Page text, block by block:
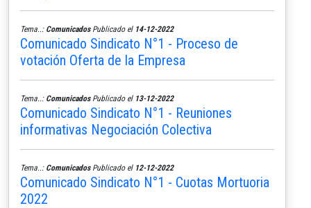
Tema..: ComunicadosPublicado el 14-12-2022
Comunicado Sindicato N°1 - Proceso de
votación Oferta de la Empresa
Tema..: ComunicadosPublicado el 13-12-2022
Comunicado Sindicato N°1 - Reuniones
informativas Negociación Colectiva
Tema..: ComunicadosPublicado el 12-12-2022
Comunicado Sindicato N°1 - Cuotas Mortuoria
2022